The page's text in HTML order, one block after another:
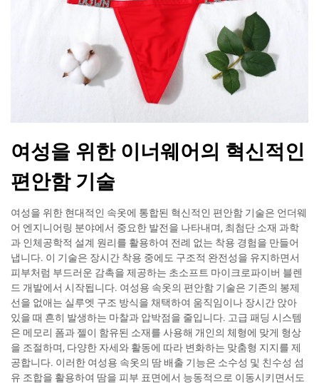
여성을 위한 이너웨어의 혁신적인
편안함 기술
여성을 위한 현대적인 속옷에 통합된 혁신적인 편안함 기술은 언더웨
어 엔지니어링 분야에서 중요한 발전을 나타내며, 최첨단 소재 과학
과 인체공학적 설계 원리를 활용하여 전례 없는 착용 경험을 만들어
냅니다. 이 기술은 장시간 착용 중에도 구조적 완전성을 유지하면서
피부처럼 부드러운 감촉을 제공하는 초소프트 마이크로파이버 블렌
드 개발에서 시작됩니다. 여성용 속옷의 편안함 기술은 기존의 봉제
선을 없애는 실루엣 구조 방식을 채택하여 움직임이나 장시간 앉아
있을 때 흔히 발생하는 마찰과 압박점을 줄입니다. 고급 패딩 시스템
은 메모리 폼과 젤이 함유된 소재를 사용해 개인의 체형에 맞게 형상
을 조절하며, 다양한 자세와 활동에 따라 변화하는 맞춤형 지지를 제
공합니다. 이러한 여성용 속옷의 땀 배출 기능은 소수성 및 친수성 섬
유 조합을 활용하여 땀을 피부 표면에서 능동적으로 이동시키면서도